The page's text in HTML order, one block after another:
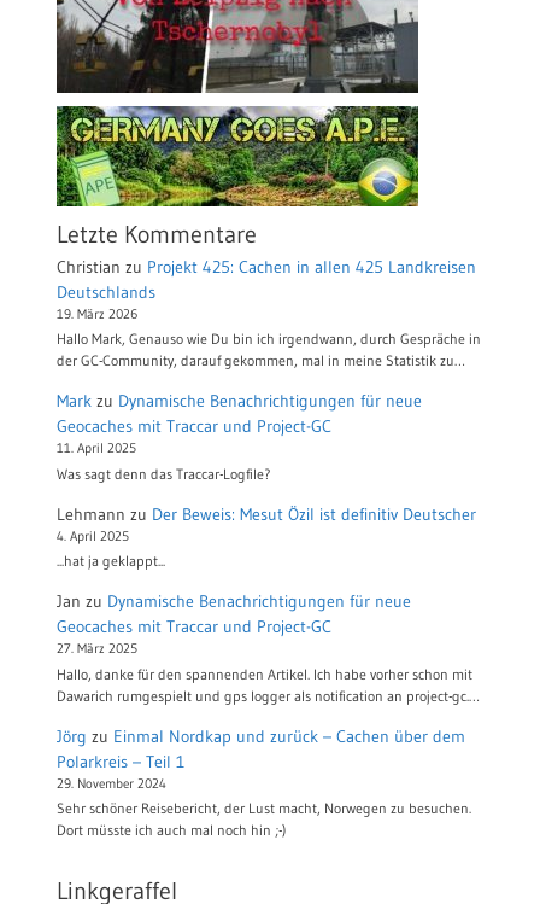
Letzte Kommentare
Christian zu Projekt 425: Cachen in allen 425 Landkreisen
Deutschlands
19. März 2026
Hallo Mark, Genauso wie Du bin ich irgendwann, durch Gespräche in
der GC-Community, darauf gekommen, mal in meine Statistik zu…
Mark zu Dynamische Benachrichtigungen für neue
Geocaches mit Traccar und Project-GC
11. April 2025
Was sagt denn das Traccar-Logfile?
Lehmann zu Der Beweis: Mesut Özil ist definitiv Deutscher
4. April 2025
...hat ja geklappt...
Jan zu Dynamische Benachrichtigungen für neue
Geocaches mit Traccar und Project-GC
27. März 2025
Hallo, danke für den spannenden Artikel. Ich habe vorher schon mit
Dawarich rumgespielt und gps logger als notification an project-gc.…
Jörg zu Einmal Nordkap und zurück – Cachen über dem
Polarkreis – Teil 1
29. November 2024
Sehr schöner Reisebericht, der Lust macht, Norwegen zu besuchen.
Dort müsste ich auch mal noch hin ;-)
Linkgeraffel